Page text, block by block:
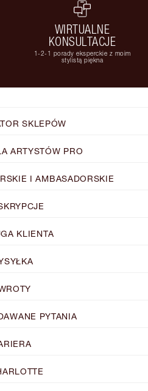
WIRTUALNE
KONSULTACJE
1-2-1 porady eksperckie z moim
stylistą piękna
SKLEPÓW
ARTYSTÓW PRO
I AMBASADORSKIE
KLIENTA
PYTANIA